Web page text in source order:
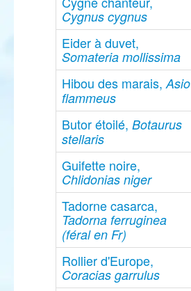
Cygnus cygnus
Eider à duvet,
Somateria mollissima
Hibou des marais,Asio
flammeus
Butor étoilé, Botaurus
stellaris
Guifette noire,
Chlidonias niger
Tadorne casarca,
Tadorna ferruginea
(féral en Fr)
Rollier d'Europe,
Coracias garrulus